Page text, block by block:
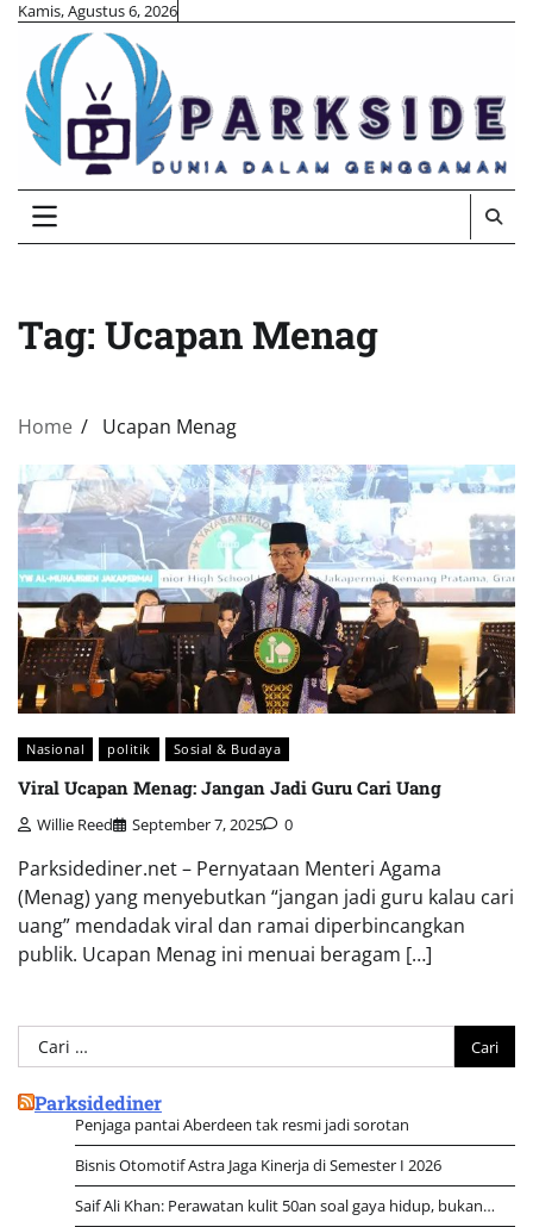
Skip
content
Kamis, Agustus 6, 2026
Tag: Ucapan Menag
Home Ucapan Menag
Nasional politik Sosial & Budaya
Viral Ucapan Menag: Jangan Jadi Guru Cari Uang
Willie Reed September 7, 2025 0
Parksidediner.net – Pernyataan Menteri Agama
(Menag) yang menyebutkan “jangan jadi guru kalau cari
uang” mendadak viral dan ramai diperbincangkan
publik. Ucapan Menag ini menuai beragam […]
Cari
untuk:
Parksidediner
Penjaga pantai Aberdeen tak resmi jadi sorotan
Bisnis Otomotif Astra Jaga Kinerja di Semester I 2026
Saif Ali Khan: Perawatan kulit 50an soal gaya hidup, bukan…